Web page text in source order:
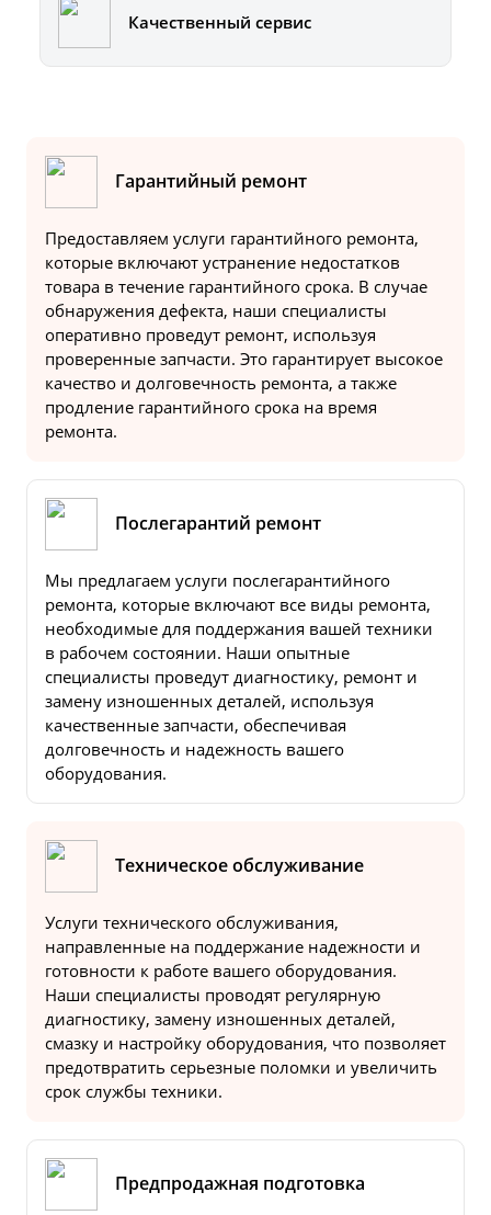
Качественный сервис
Гарантийный ремонт
Предоставляем услуги гарантийного ремонта,
которые включают устранение недостатков
товара в течение гарантийного срока. В случае
обнаружения дефекта, наши специалисты
оперативно проведут ремонт, используя
проверенные запчасти. Это гарантирует высокое
качество и долговечность ремонта, а также
продление гарантийного срока на время
ремонта.
Послегарантий ремонт
Мы предлагаем услуги послегарантийного
ремонта, которые включают все виды ремонта,
необходимые для поддержания вашей техники
в рабочем состоянии. Наши опытные
специалисты проведут диагностику, ремонт и
замену изношенных деталей, используя
качественные запчасти, обеспечивая
долговечность и надежность вашего
оборудования.
Техническое обслуживание
Услуги технического обслуживания,
направленные на поддержание надежности и
готовности к работе вашего оборудования.
Наши специалисты проводят регулярную
диагностику, замену изношенных деталей,
смазку и настройку оборудования, что позволяет
предотвратить серьезные поломки и увеличить
срок службы техники.
Предпродажная подготовка